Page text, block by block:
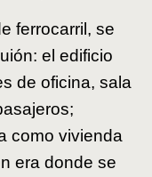
ferrocarril, se
el edificio
de oficina, sala
como vivienda
era donde se